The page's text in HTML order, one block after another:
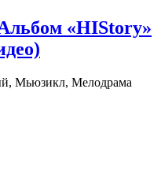
«HIStory»
Мьюзикл, Мелодрама